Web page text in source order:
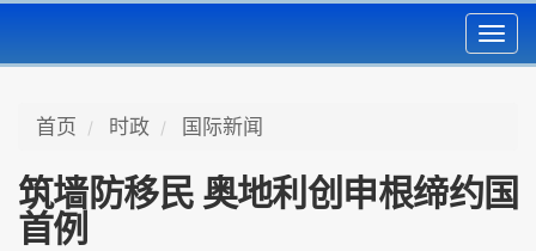
首页 时政 国际新闻
筑墙防移民 奥地利创申根缔约国
首例